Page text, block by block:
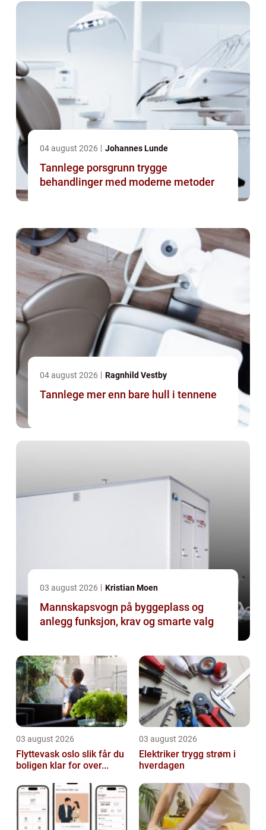
04 august 2026 Johannes Lunde
Tannlege porsgrunn trygge
behandlinger med moderne metoder
04 august 2026 Ragnhild Vestby
Tannlege mer enn bare hull i tennene
03 august 2026 Kristian Moen
Mannskapsvogn på byggeplass og
anlegg funksjon, krav og smarte valg
03 august 2026
Flyttevask oslo slik får du
boligen klar for over...
03 august 2026
Elektriker trygg strøm i
hverdagen